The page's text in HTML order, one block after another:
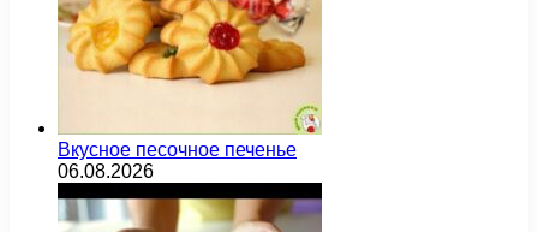
Вкусное песочное печенье
06.08.2026